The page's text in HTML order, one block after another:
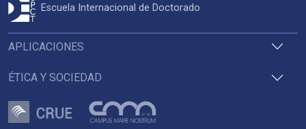
APLICACIONES
ÉTICA Y SOCIEDAD
Escuela Internacional de Doctorado